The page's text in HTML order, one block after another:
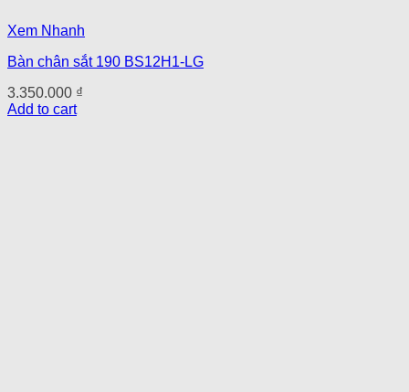
Xem Nhanh
Bàn chân sắt 190 BS12H1-LG
3.350.000 ₫
Add to cart